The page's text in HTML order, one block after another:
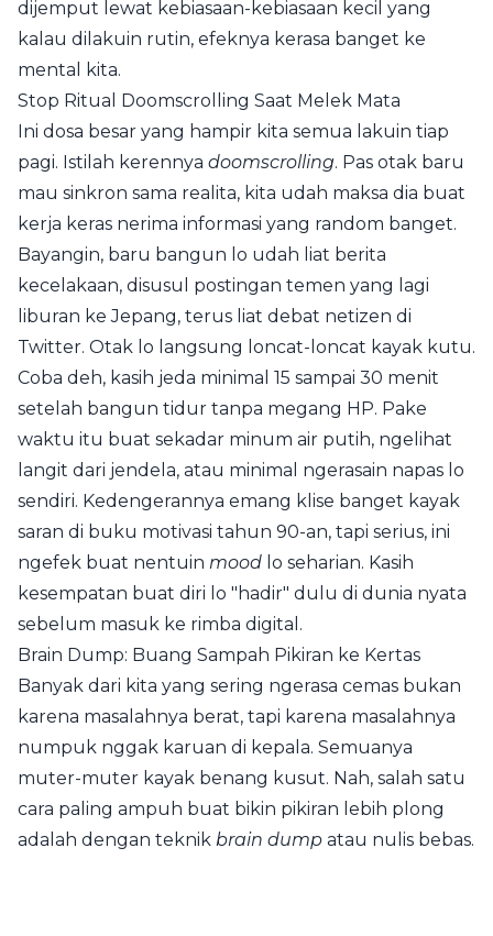
dijemput lewat kebiasaan-kebiasaan kecil yang
kalau dilakuin rutin, efeknya kerasa banget ke
mental kita.
Stop Ritual Doomscrolling Saat Melek Mata
Ini dosa besar yang hampir kita semua lakuin tiap
pagi. Istilah kerennya doomscrolling. Pas otak baru
mau sinkron sama realita, kita udah maksa dia buat
kerja keras nerima informasi yang random banget.
Bayangin, baru bangun lo udah liat berita
kecelakaan, disusul postingan temen yang lagi
liburan ke Jepang, terus liat debat netizen di
Twitter. Otak lo langsung loncat-loncat kayak kutu.
Coba deh, kasih jeda minimal 15 sampai 30 menit
setelah bangun tidur tanpa megang HP. Pake
waktu itu buat sekadar minum air putih, ngelihat
langit dari jendela, atau minimal ngerasain napas lo
sendiri. Kedengerannya emang klise banget kayak
saran di buku motivasi tahun 90-an, tapi serius, ini
ngefek buat nentuin mood lo seharian. Kasih
kesempatan buat diri lo "hadir" dulu di dunia nyata
sebelum masuk ke rimba digital.
Brain Dump: Buang Sampah Pikiran ke Kertas
Banyak dari kita yang sering ngerasa cemas bukan
karena masalahnya berat, tapi karena masalahnya
numpuk nggak karuan di kepala. Semuanya
muter-muter kayak benang kusut. Nah, salah satu
cara paling ampuh buat bikin pikiran lebih plong
adalah dengan teknik brain dump atau nulis bebas.